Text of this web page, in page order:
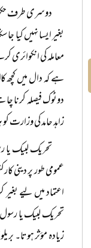
دوسری طرف
بغیر ایسا نہیں
معاملہ کی
ہے کہ دال میں کچھ
دوٹوک فیصلہ کرنا
زاہد حامد کی
تحریک لبیک یا
عمومی طور پر دینی
اعتماد میں لیے
تحریک لبیک یا
زیادہ مؤثر ہوتا۔